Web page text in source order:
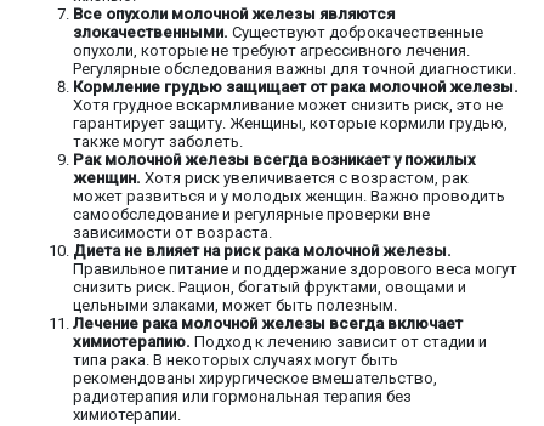
Все опухоли молочной железы являются
злокачественными. Существуют доброкачественные
опухоли, которые не требуют агрессивного лечения.
Регулярные обследования важны для точной диагностики.
Кормление грудью защищает от рака молочной железы.
Хотя грудное вскармливание может снизить риск, это не
гарантирует защиту. Женщины, которые кормили грудью,
также могут заболеть.
Рак молочной железы всегда возникает у пожилых
женщин. Хотя риск увеличивается с возрастом, рак
может развиться и у молодых женщин. Важно проводить
самообследование и регулярные проверки вне
зависимости от возраста.
Диета не влияет на риск рака молочной железы.
Правильное питание и поддержание здорового веса могут
снизить риск. Рацион, богатый фруктами, овощами и
цельными злаками, может быть полезным.
Лечение рака молочной железы всегда включает
химиотерапию. Подход к лечению зависит от стадии и
типа рака. В некоторых случаях могут быть
рекомендованы хирургическое вмешательство,
радиотерапия или гормональная терапия без
химиотерапии.